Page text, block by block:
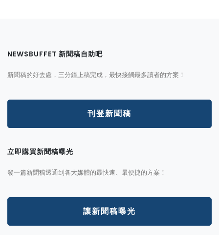
NEWSBUFFET 新聞稿自助吧
新聞稿的好去處，三分鐘上稿完成，最快接觸最多讀者的方案！
刊登新聞稿
立即購買新聞稿曝光
發一篇新聞稿透通到各大媒體的最快速、最便捷的方案！
讓新聞稿曝光